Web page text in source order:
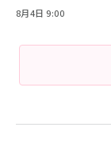
8月4日 9:00